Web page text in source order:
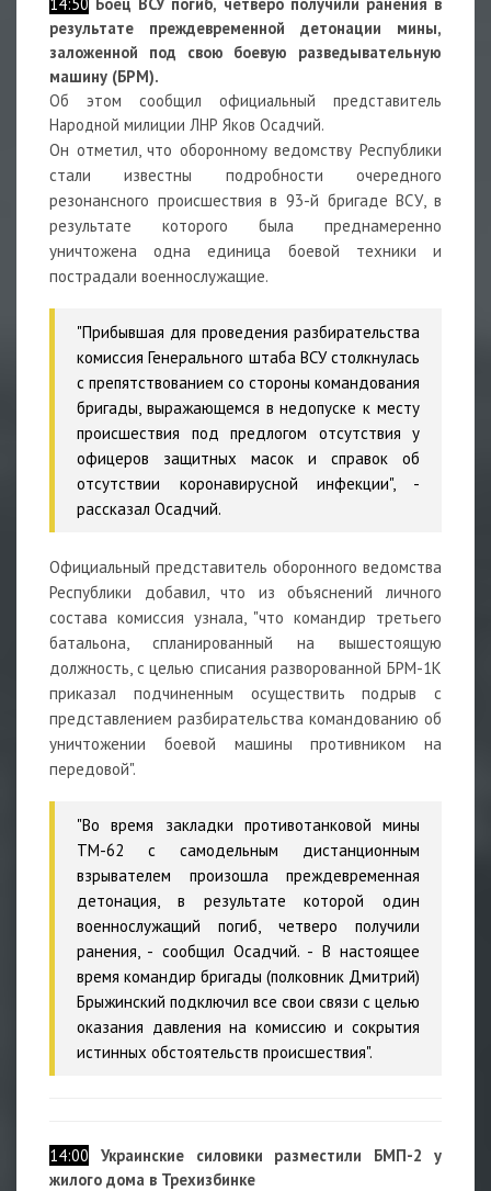
результате преждевременной детонации мины,
заложенной под свою боевую разведывательную
машину (БРМ).
Об этом сообщил официальный представитель
Народной милиции ЛНР Яков Осадчий.
Он отметил, что оборонному ведомству Республики
стали известны подробности очередного
резонансного происшествия в 93-й бригаде ВСУ, в
результате которого была преднамеренно
уничтожена одна единица боевой техники и
пострадали военнослужащие.
"Прибывшая для проведения разбирательства
комиссия Генерального штаба ВСУ столкнулась
с препятствованием со стороны командования
бригады, выражающемся в недопуске к месту
происшествия под предлогом отсутствия у
офицеров защитных масок и справок об
отсутствии коронавирусной инфекции", -
рассказал Осадчий.
Официальный представитель оборонного ведомства
Республики добавил, что из объяснений личного
состава комиссия узнала, "что командир третьего
батальона, спланированный на вышестоящую
должность, с целью списания разворованной БРМ-1К
приказал подчиненным осуществить подрыв с
представлением разбирательства командованию об
уничтожении боевой машины противником на
передовой".
"Во время закладки противотанковой мины
ТМ-62 с самодельным дистанционным
взрывателем произошла преждевременная
детонация, в результате которой один
военнослужащий погиб, четверо получили
ранения, - сообщил Осадчий. - В настоящее
время командир бригады (полковник Дмитрий)
Брыжинский подключил все свои связи с целью
оказания давления на комиссию и сокрытия
истинных обстоятельств происшествия".
14:00
Украинские силовики разместили БМП-2 у
жилого дома в Трехизбинке